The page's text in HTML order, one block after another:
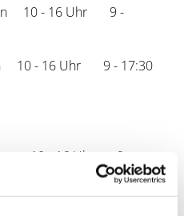
10 - 16 Uhr 9 -
10 - 16 Uhr 9 - 17:30
10 - 16 Uhr 9 -